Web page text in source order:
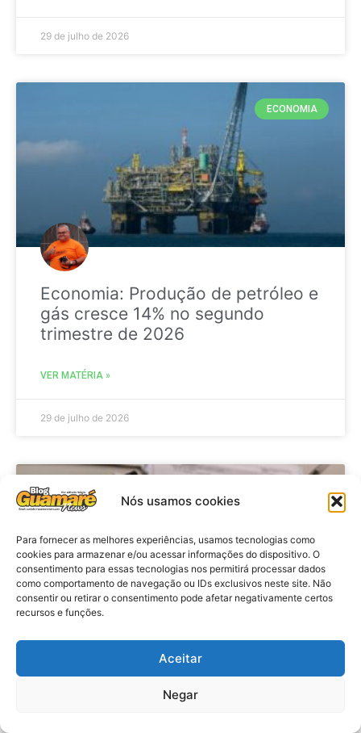
Nós usamos cookies
Para fornecer as melhores experiências, usamos tecnologias como
cookies para armazenar e/ou acessar informações do dispositivo. O
consentimento para essas tecnologias nos permitirá processar dados
como comportamento de navegação ou IDs exclusivos neste site. Não
consentir ou retirar o consentimento pode afetar negativamente certos
recursos e funções.
Aceitar
Negar
29 de julho de 2026
ECONOMIA
Economia: Produção de petróleo e
gás cresce 14% no segundo
trimestre de 2026
VER MATÉRIA »
29 de julho de 2026
Economia: Prazo de adesão ao
Programa Desenrola 2.0 é